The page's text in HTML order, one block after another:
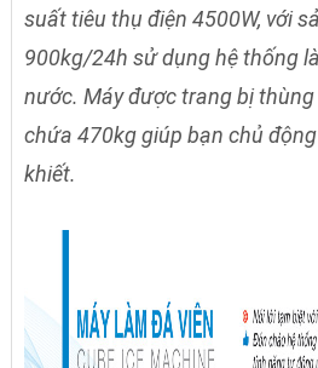
suất tiêu thụ điện 4500W, với
900kg/24h sử dụng hệ thống
nước. Máy được trang bị
chứa 470kg giúp bạn chủ
khiết.